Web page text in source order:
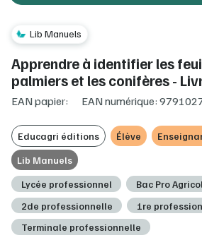
Lib Manuels
Apprendre à identifier les
palmiers et les conifères -
EAN papier: EAN numérique:
Educagri éditions Élève
Lib Manuels
Lycée professionnel
Bac Pro
2de professionnelle
1re
Terminale professionnelle